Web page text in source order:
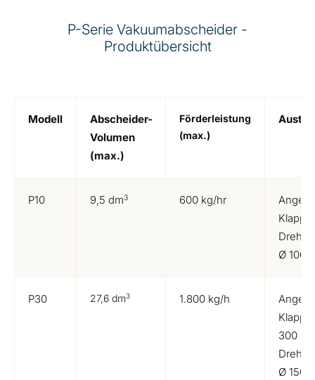
P-Serie Vakuumabscheider -
Produktübersicht
Modell
Abscheider-
Volumen
(max.)
Förderleistung
(max.)
P10 9,5 dm3 600 kg/hr
Ø 100,
P30 27,6 dm3 1.800 kg/h
300
Ø 150